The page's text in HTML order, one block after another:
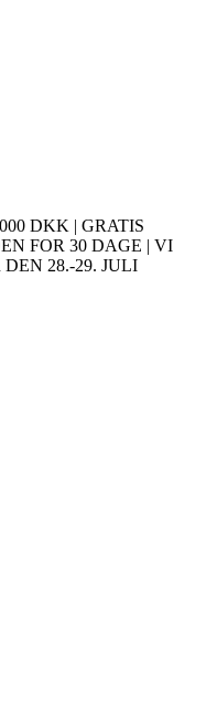
DKK | GRATIS
FOR 30 DAGE | VI
28.-29. JULI